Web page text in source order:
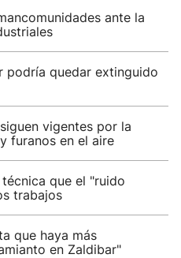
ante la
podría quedar extinguido
vigentes por la
furanos en el aire
que el "ruido
trabajos
que haya más
en Zaldibar"